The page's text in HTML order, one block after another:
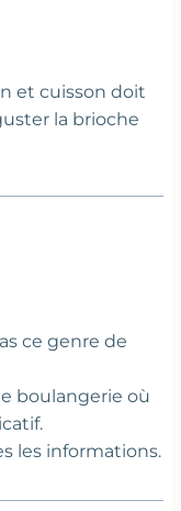
et cuisson doit
la brioche
ce genre de
boulangerie où
les informations.